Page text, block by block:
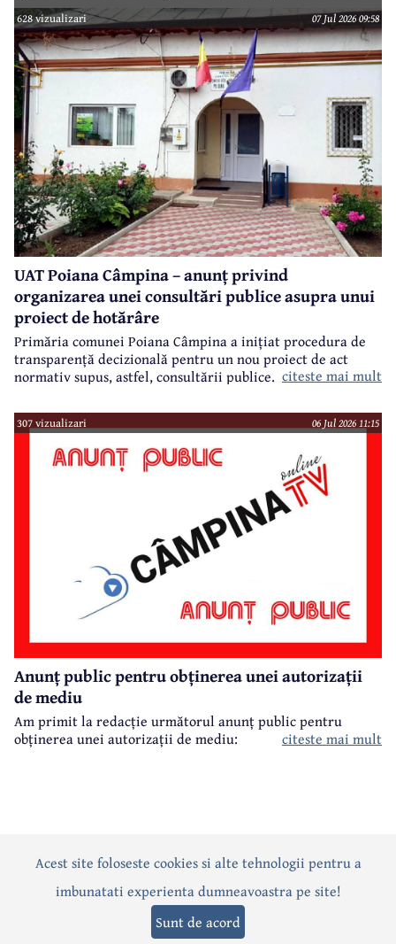
Registration" (MySMIS 335709), finanțat prin Programul Creștere
Inteligentă, Digitalizare și Instrumente Financiare 2021-2027 (PoCIDIF) din
Fondul European de Dezvoltare Regională (FEDR).
628 vizualizari 07 Jul 2026 09:58
UAT Poiana Câmpina – anunț privind
organizarea unei consultări publice asupra unui
proiect de hotărâre
Primăria comunei Poiana Câmpina a inițiat procedura de
transparență decizională pentru un nou proiect de act
normativ supus, astfel, consultării publice. citeste mai mult
307 vizualizari 06 Jul 2026 11:15
Anunț public pentru obținerea unei autorizații
de mediu
Am primit la redacție următorul anunț public pentru
obținerea unei autorizații de mediu:
citeste mai mult
ActualitatePoliticăSocialEvenimentInterviuri
Editorial Sport Anunțuri
Acest site foloseste cookies si alte tehnologii pentru a
imbunatati experienta dumneavoastra pe site!
Sunt de acord